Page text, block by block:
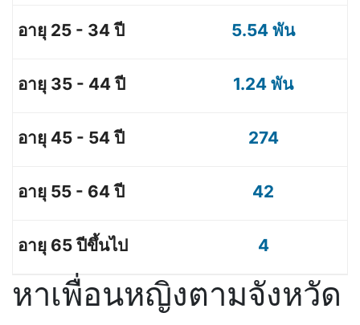
5.54 พัน
1.24 พัน
274
42
4
หาเพื่อนหญิงตามจังหวัด